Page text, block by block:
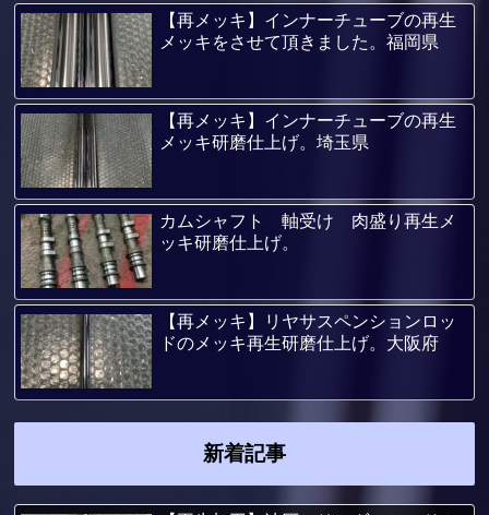
【再メッキ】インナーチューブの再生
メッキをさせて頂きました。福岡県
【再メッキ】インナーチューブの再生
メッキ研磨仕上げ。埼玉県
カムシャフト 軸受け 肉盛り再生メ
ッキ研磨仕上げ。
【再メッキ】リヤサスペンションロッ
ドのメッキ再生研磨仕上げ。大阪府
新着記事